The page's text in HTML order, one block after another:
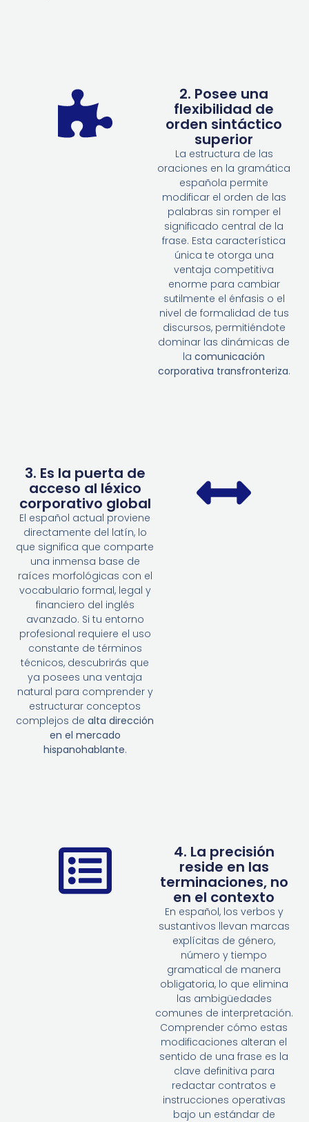
2. Posee una
flexibilidad de
orden sintáctico
superior
La estructura de las
oraciones en la gramática
española permite
modificar el orden de las
palabras sin romper el
significado central de la
frase. Esta característica
única te otorga una
ventaja competitiva
enorme para cambiar
sutilmente el énfasis o el
nivel de formalidad de tus
discursos, permitiéndote
dominar las dinámicas de
lacomunicación
corporativa transfronteriza.
3. Es la puerta de
acceso al léxico
corporativo global
El español actual proviene
directamente del latín, lo
que significa que comparte
una inmensa base de
raíces morfológicas con el
vocabulario formal, legal y
financiero del inglés
avanzado. Si tu entorno
profesional requiere el uso
constante de términos
técnicos, descubrirás que
ya posees una ventaja
natural para comprender y
estructurar conceptos
complejos dealta dirección
en el mercado
hispanohablante.
4. La precisión
reside en las
terminaciones, no
en el contexto
En español, los verbos y
sustantivos llevan marcas
explícitas de género,
número y tiempo
gramatical de manera
obligatoria, lo que elimina
las ambigüedades
comunes de interpretación.
Comprender cómo estas
modificaciones alteran el
sentido de una frase es la
clave definitiva para
redactar contratos e
instrucciones operativas
bajo un estándar de